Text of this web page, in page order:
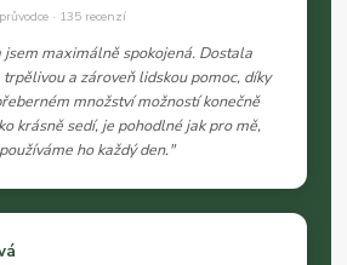
· 135 recenzí
jsem maximálně spokojená. Dostala
a zároveň lidskou pomoc, díky
množství možností konečně
krásně sedí, je pohodlné jak pro mě,
ho každý den."